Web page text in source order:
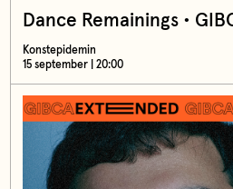
Dance Remainings •
Konstepidemin
15 september | 20:00